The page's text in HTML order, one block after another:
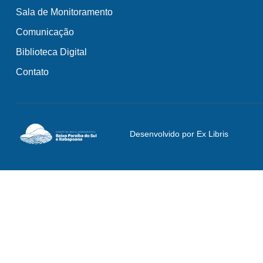
Sala de Monitoramento
Comunicação
Biblioteca Digital
Contato
Desenvolvido por Ex Libris